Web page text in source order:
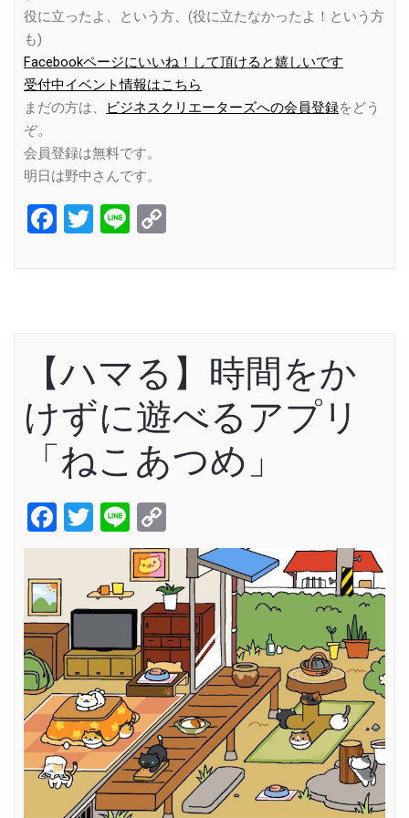
役に立ったよ、という方、(役に立たなかったよ！という方
も)
Facebookページにいいね！して頂けると嬉しいです
受付中イベント情報はこちら
まだの方は、
ビジネスクリエーターズへの会員登録をどう
ぞ。
会員登録は無料です。
明日は野中さんです。
Facebook
Twitter
Line
【ハマる】時間をか
けずに遊べるアプリ
「ねこあつめ」
Facebook
Twitter
Line
Link